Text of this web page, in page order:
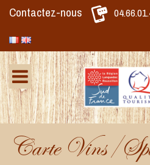
Contactez-nous
Carte Vins/